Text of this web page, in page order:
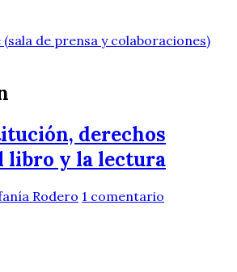
(sala de prensa y colaboraciones)
derechos
libro y la lectura
Rodero 1 comentario